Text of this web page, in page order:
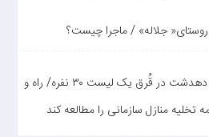
جلاله» / ماجرا چیست؟
خانه‌های دولتی دهدشت در قُرق یک لیست ۳۰ نفره/ راه و
تخلیه منازل سازمانی را مطالعه کند